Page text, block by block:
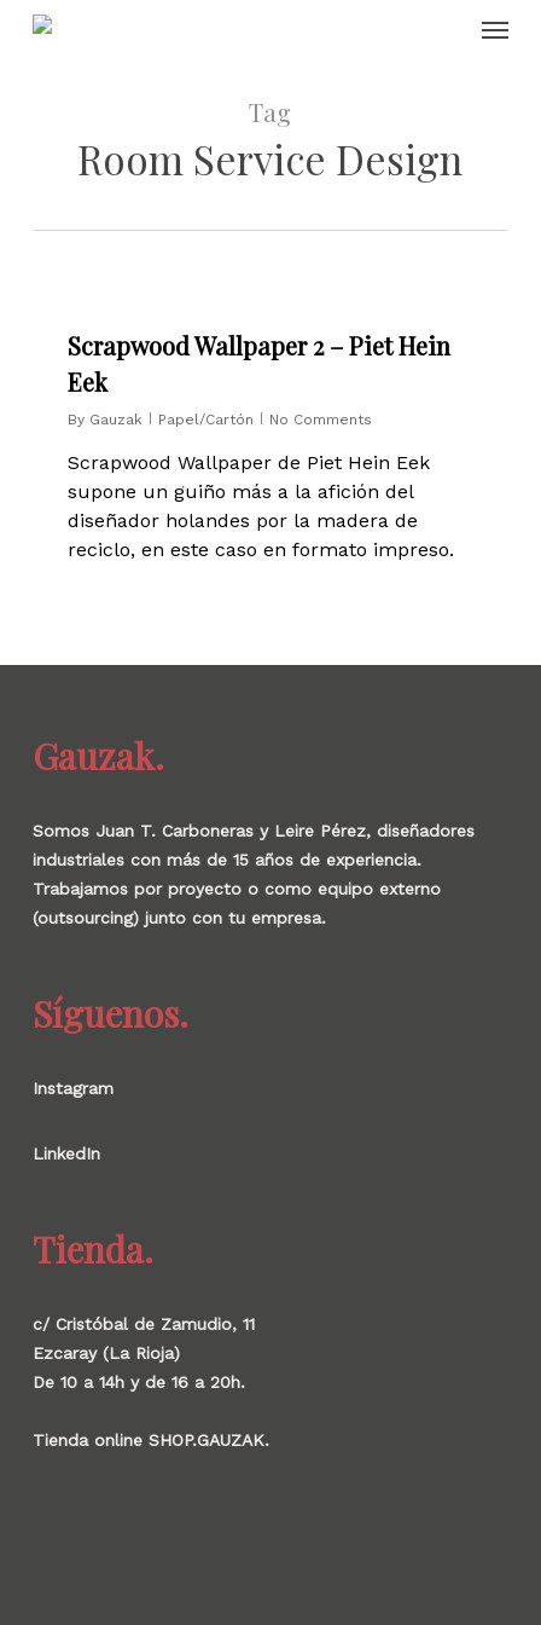
Skip
Tag
Room Service Design
Scrapwood Wallpaper 2 – Piet Hein
Eek
By Gauzak Papel/Cartón No Comments
Scrapwood Wallpaper de Piet Hein Eek
supone un guiño más a la afición del
diseñador holandes por la madera de
reciclo, en este caso en formato impreso.
Gauzak.
Somos Juan T. Carboneras y Leire Pérez, diseñadores
industriales con más de 15 años de experiencia.
Trabajamos por proyecto o como equipo externo
(outsourcing) junto con tu empresa.
Síguenos.
Instagram
LinkedIn
Tienda.
c/ Cristóbal de Zamudio, 11
Ezcaray (La Rioja)
De 10 a 14h y de 16 a 20h.
Tienda online SHOP.GAUZAK.